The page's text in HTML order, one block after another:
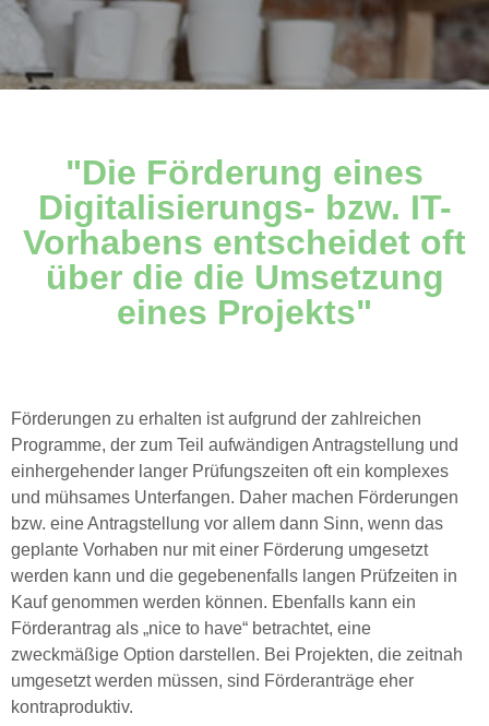
"Die Förderung eines
Digitalisierungs- bzw. IT-
Vorhabens entscheidet oft
über die die Umsetzung
eines Projekts"
Förderungen zu erhalten ist aufgrund der zahlreichen
Programme, der zum Teil aufwändigen Antragstellung und
einhergehender langer Prüfungszeiten oft ein komplexes
und mühsames Unterfangen. Daher machen Förderungen
bzw. eine Antragstellung vor allem dann Sinn, wenn das
geplante Vorhaben nur mit einer Förderung umgesetzt
werden kann und die gegebenenfalls langen Prüfzeiten in
Kauf genommen werden können. Ebenfalls kann ein
Förderantrag als „nice to have“ betrachtet, eine
zweckmäßige Option darstellen. Bei Projekten, die zeitnah
umgesetzt werden müssen, sind Förderanträge eher
kontraproduktiv.